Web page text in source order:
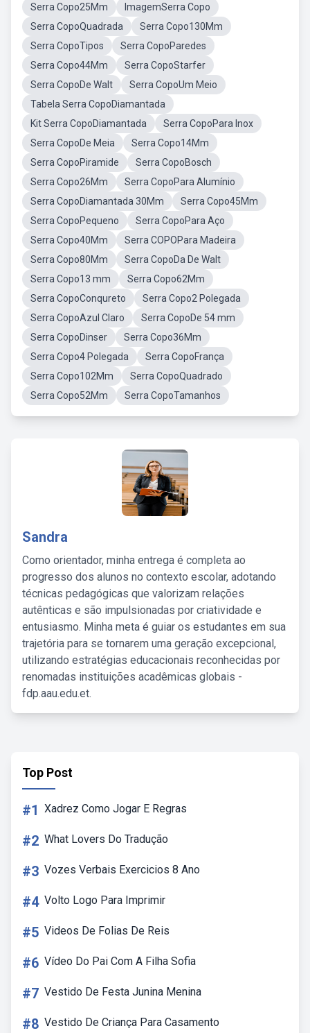
Serra Copo25Mm
ImagemSerra Copo
Serra CopoQuadrada
Serra Copo130Mm
Serra CopoTipos
Serra CopoParedes
Serra Copo44Mm
Serra CopoStarfer
Serra CopoDe Walt
Serra CopoUm Meio
Tabela Serra CopoDiamantada
Kit Serra CopoDiamantada
Serra CopoPara Inox
Serra CopoDe Meia
Serra Copo14Mm
Serra CopoPiramide
Serra CopoBosch
Serra Copo26Mm
Serra CopoPara Alumínio
Serra CopoDiamantada 30Mm
Serra Copo45Mm
Serra CopoPequeno
Serra CopoPara Aço
Serra Copo40Mm
Serra COPOPara Madeira
Serra Copo80Mm
Serra CopoDa De Walt
Serra Copo13 mm
Serra Copo62Mm
Serra CopoConqureto
Serra Copo2 Polegada
Serra CopoAzul Claro
Serra CopoDe 54 mm
Serra CopoDinser
Serra Copo36Mm
Serra Copo4 Polegada
Serra CopoFrança
Serra Copo102Mm
Serra CopoQuadrado
Serra Copo52Mm
Serra CopoTamanhos
Sandra
Como orientador, minha entrega é completa ao
progresso dos alunos no contexto escolar, adotando
técnicas pedagógicas que valorizam relações
autênticas e são impulsionadas por criatividade e
entusiasmo. Minha meta é guiar os estudantes em sua
trajetória para se tornarem uma geração excepcional,
utilizando estratégias educacionais reconhecidas por
renomadas instituições acadêmicas globais -
fdp.aau.edu.et.
Top Post
#1 Xadrez Como Jogar E Regras
#2 What Lovers Do Tradução
#3 Vozes Verbais Exercicios 8 Ano
#4 Volto Logo Para Imprimir
#5 Videos De Folias De Reis
#6 Vídeo Do Pai Com A Filha Sofia
#7 Vestido De Festa Junina Menina
#8 Vestido De Criança Para Casamento